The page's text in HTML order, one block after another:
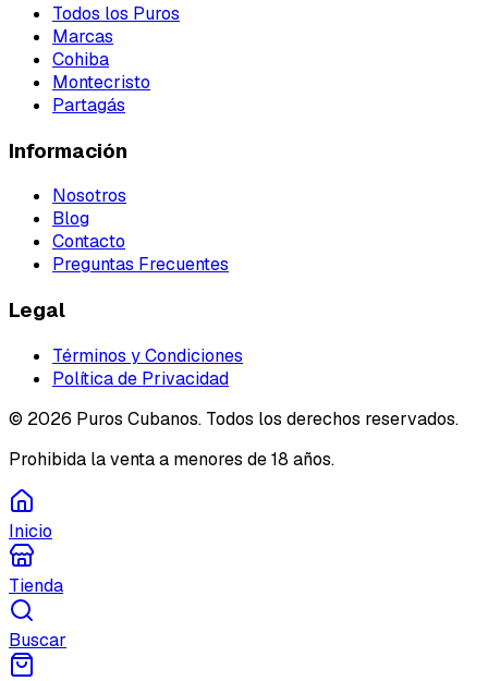
Todos los Puros
Marcas
Cohiba
Montecristo
Partagás
Información
Nosotros
Blog
Contacto
Preguntas Frecuentes
Legal
Términos y Condiciones
Política de Privacidad
© 2026 Puros Cubanos. Todos los derechos reservados.
Prohibida la venta a menores de 18 años.
Inicio
Tienda
Buscar